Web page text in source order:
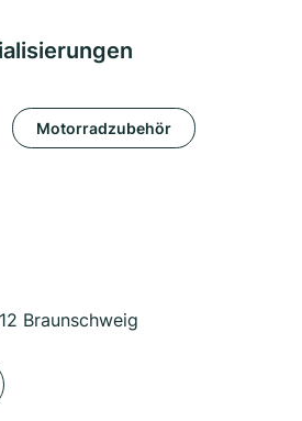
Motorradzubehör
Braunschweig